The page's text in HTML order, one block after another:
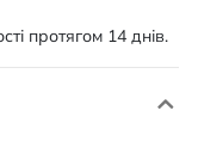
протягом 14 днів.